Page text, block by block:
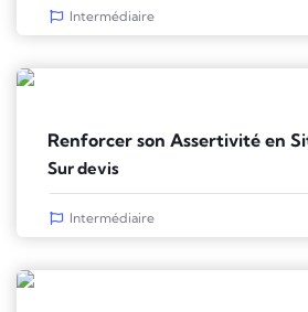
Intermédiaire
Sur devis
Intermédiaire